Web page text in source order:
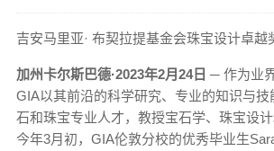
吉安马里亚· 布契拉提基金会珠宝设计卓越
加州卡尔斯巴德·2023年2月24日 ─ 作为业
GIA以其前沿的科学研究、专业的知识与技
石和珠宝专业人才，教授宝石学、珠宝设计
今年3月初，GIA伦敦分校的优秀毕业生